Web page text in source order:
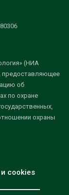
(НИА
предоставляющее
об
по охране
охраны
cookies